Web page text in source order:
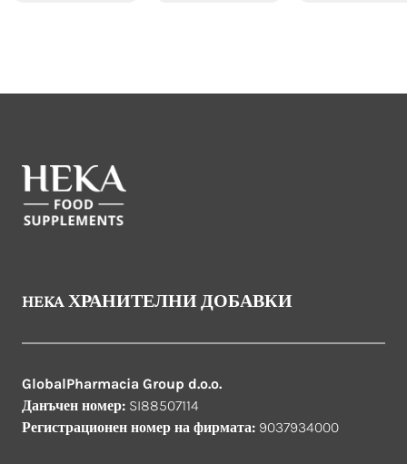
HEKA ХРАНИТЕЛНИ ДОБАВКИ
GlobalPharmacia Group d.o.o.
Данъчен номер: SI88507114
Регистрационен номер на фирмата: 9037934000